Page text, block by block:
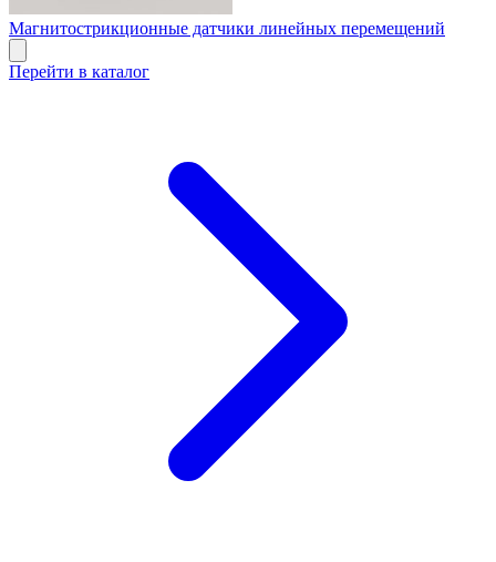
Магнитострикционные датчики линейных перемещений
Перейти в каталог